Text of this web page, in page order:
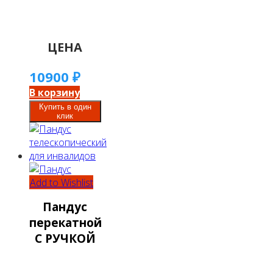
ЦЕНА
10900 ₽
В корзину
Купить в один
клик
Add to Wishlist
Пандус
перекатной
С РУЧКОЙ